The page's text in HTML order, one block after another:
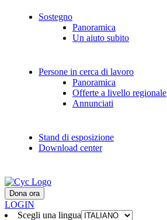
Sostegno
Panoramica
Un aiuto subito
Persone in cerca di lavoro
Panoramica
Offerte a livello regionale
Annunciati
Stand di esposizione
Download center
Dona ora
LOGIN
Scegli una lingua